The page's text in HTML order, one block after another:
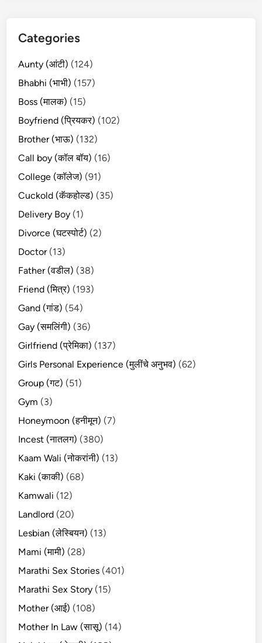
Categories
Aunty (आंटी) (124)
Bhabhi (भाभी) (157)
Boss (मालक) (15)
Boyfriend (प्रियकर) (102)
Brother (भाऊ) (132)
Call boy (कॉल बॉय) (16)
College (कॉलेज) (91)
Cuckold (कॅकहोल्ड) (35)
Delivery Boy (1)
Divorce (घटस्पोर्ट) (2)
Doctor(13)
Father (वडील) (38)
Friend (मित्र) (193)
Gand (गांड) (54)
Gay (समलिंगी) (36)
Girlfriend (प्रेमिका) (137)
Girls Personal Experience (मुलींचे अनुभव) (62)
Group (गट) (51)
Gym (3)
Honeymoon (हनीमून) (7)
Incest (नातलग) (380)
Kaam Wali (नोकरांनी) (13)
Kaki (काकी) (68)
Kamwali (12)
Landlord (20)
Lesbian (लेस्बियन) (13)
Mami (मामी) (28)
Marathi Sex Stories (401)
Marathi Sex Story (15)
Mother (आई) (108)
Mother In Law (सासू) (14)